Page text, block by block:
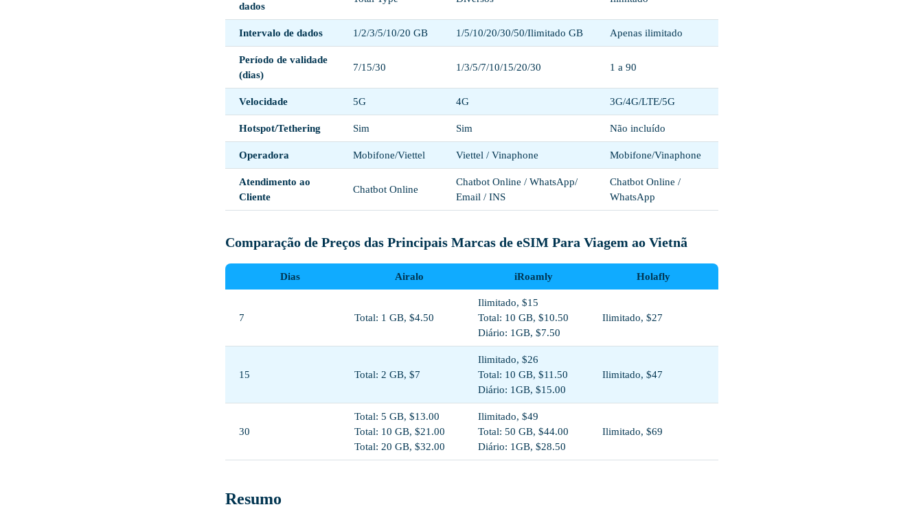
dados
Intervalo de dados 1/2/3/5/10/20 GB 1/5/10/20/30/50/Ilimitado GB Apenas ilimitado
Período de validade
(dias)
7/15/30 1/3/5/7/10/15/20/30 1 a 90
Velocidade 5G 4G 3G/4G/LTE/5G
Hotspot/Tethering Sim Sim Não incluído
Operadora Mobifone/Viettel Viettel / Vinaphone Mobifone/Vinaphone
Atendimento ao
Cliente
Chatbot Online
Chatbot Online / WhatsApp/
Email / INS
Chatbot Online /
WhatsApp
Comparação de Preços das Principais Marcas de eSIM Para Viagem ao Vietnã
Dias Airalo iRoamly Holafly
7 Total: 1 GB, $4.50
Ilimitado, $15
Total: 10 GB, $10.50
Diário: 1GB, $7.50
Ilimitado, $27
15 Total: 2 GB, $7
Ilimitado, $26
Total: 10 GB, $11.50
Diário: 1GB, $15.00
Ilimitado, $47
30
Total: 5 GB, $13.00
Total: 10 GB, $21.00
Total: 20 GB, $32.00
Ilimitado, $49
Total: 50 GB, $44.00
Diário: 1GB, $28.50
Ilimitado, $69
Resumo